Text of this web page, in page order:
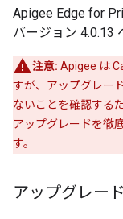
Apigee Edge for
バージョン 4.0.13
注意: Apigee は
すが、アップグレー
ないことを確認する
アップグレードを徹
す。
アップグレー